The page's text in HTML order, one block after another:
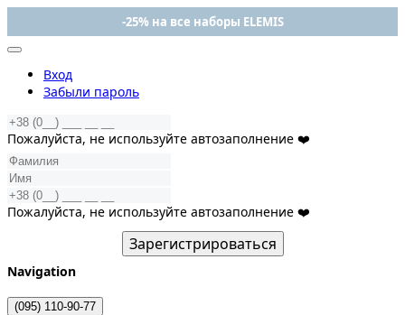
-25% на все наборы ELEMIS
Вход
Забыли пароль
Пожалуйста, не используйте автозаполнение ❤️
Пожалуйста, не используйте автозаполнение ❤️
Зарегистрироваться
Navigation
(095) 110-90-77